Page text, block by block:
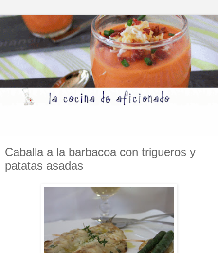
Caballa a la barbacoa con trigueros y
patatas asadas